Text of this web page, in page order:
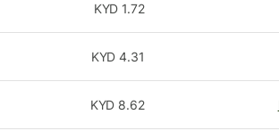
1.72
KYD
4.31
KYD
8.62
KYD